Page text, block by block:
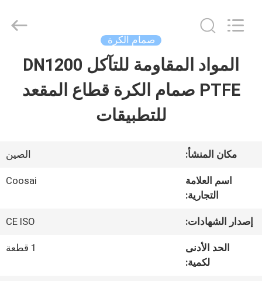
المنزل
حولنا
في
المصنع
صمام الكرة
المواد المقاومة للتآكل DN1200
PTFE صمام الكرة قطاع المقعد
للتطبيقات
مكان المنشأ: الصين
اسم العلامة
التجارية:
Coosai
إصدار الشهادات: CE ISO
الحد الأدنى
لكمية:
1 قطعة